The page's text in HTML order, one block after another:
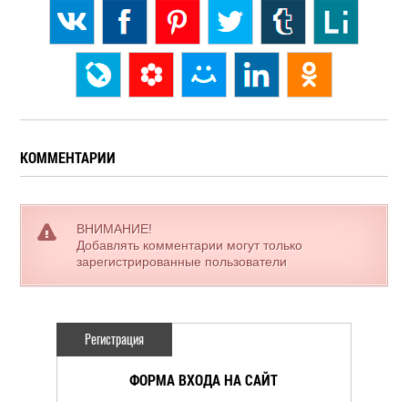
КОММЕНТАРИИ
ВНИМАНИЕ!
Добавлять комментарии могут только
зарегистрированные пользователи
Регистрация
ФОРМА ВХОДА НА САЙТ